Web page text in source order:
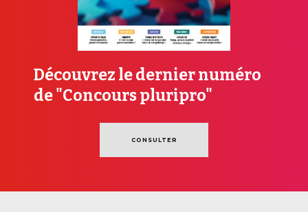
Découvrez le dernier numéro
de "Concours pluripro"
CONSULTER